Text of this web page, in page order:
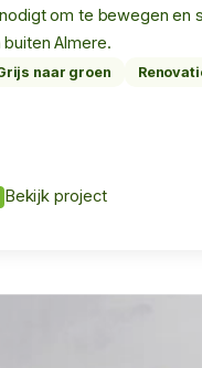
om te bewegen en
buiten Almere.
naar groen
Bekijk project